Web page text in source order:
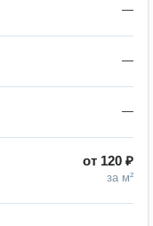
—
—
—
от 120 ₽
за м²